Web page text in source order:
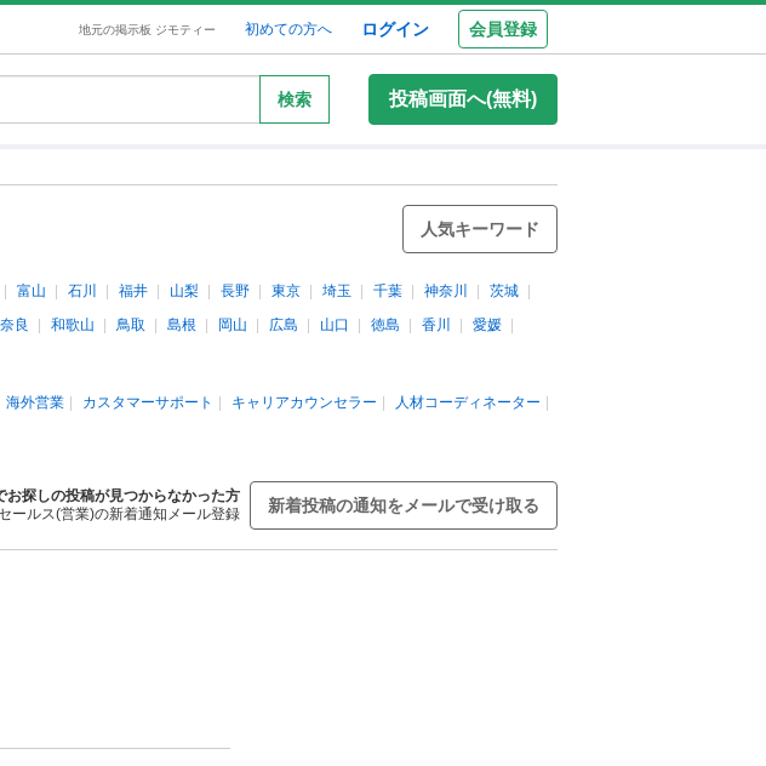
地元の掲示板 ジモティー 初めての方へ ログイン 会員登録
検索 投稿画面へ(無料)
人気キーワード
富山 石川 福井 山梨 長野 東京 埼玉 千葉 神奈川
茨城
奈良 和歌山 鳥取 島根 岡山 広島 山口 徳島 香川
愛媛
海外営業 カスタマーサポート キャリアカウンセラー
人材コーディネーター
お探しの投稿が見つからなかった方
ールス(営業)の新着通知メール登録
新着投稿の通知をメールで受け取る